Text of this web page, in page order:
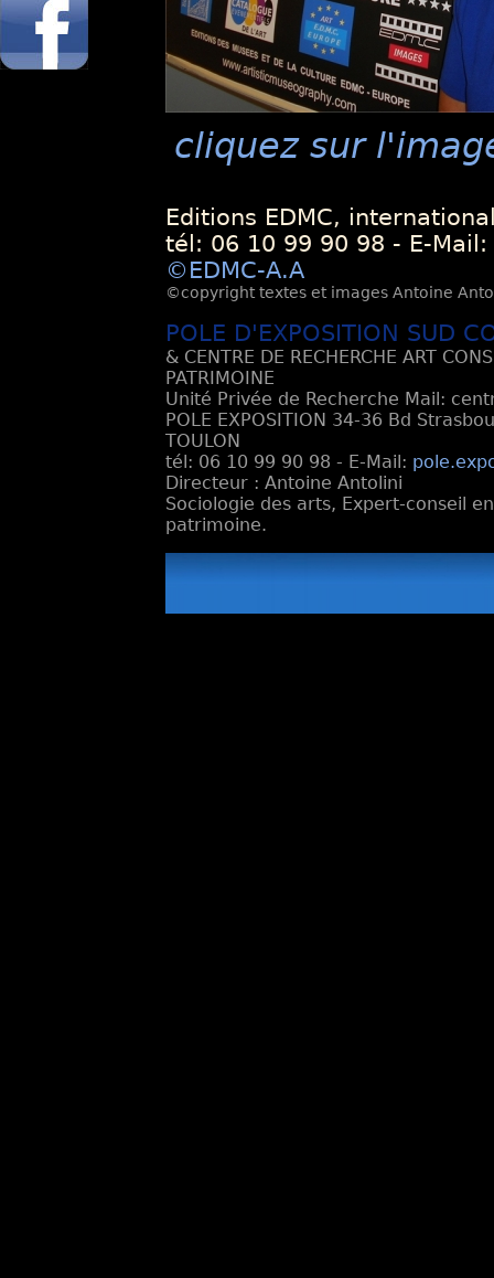
cliquez sur
Editions EDMC,
tél: 06 10 99 90 98 - E-Mail:
©EDMC-A.A
©copyright textes et images Antoine
POLE D'EXPOSITION SUD
& CENTRE DE RECHERCHE ART
PATRIMOINE
Unité Privée de Recherche Mail:
POLE EXPOSITION 34-36 Bd
TOULON
tél: 06 10 99 90 98 - E-Mail:
Directeur : Antoine Antolini
Sociologie des arts, Expert-conseil
patrimoine.